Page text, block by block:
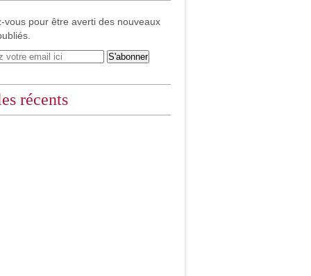
vous pour être averti des nouveaux
récents